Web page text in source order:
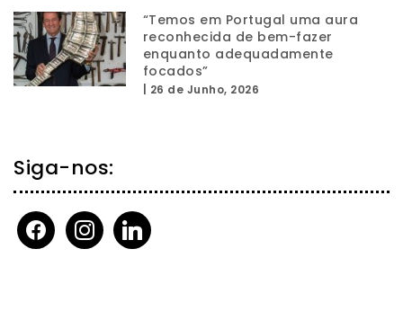
“Temos em Portugal uma aura
reconhecida de bem-fazer
enquanto adequadamente
focados”
26 de Junho, 2026
Siga-nos:
facebookinstagramlinkedin